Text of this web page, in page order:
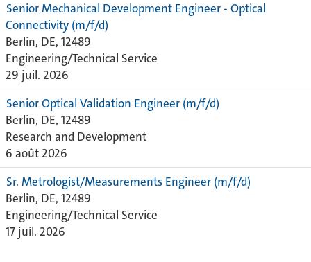
Senior Mechanical Development Engineer - Optical
Connectivity (m/f/d)
Berlin, DE, 12489
Engineering/Technical Service
29 juil. 2026
Senior Optical Validation Engineer (m/f/d)
Berlin, DE, 12489
Research and Development
6 août 2026
Sr. Metrologist/Measurements Engineer (m/f/d)
Berlin, DE, 12489
Engineering/Technical Service
17 juil. 2026